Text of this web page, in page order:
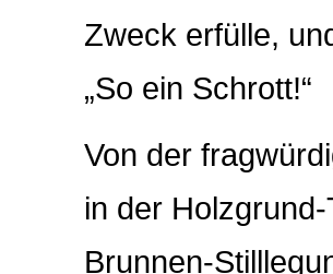
Zweck erfülle,
„So ein Schrott!“
Von der
in der
Brunnen-